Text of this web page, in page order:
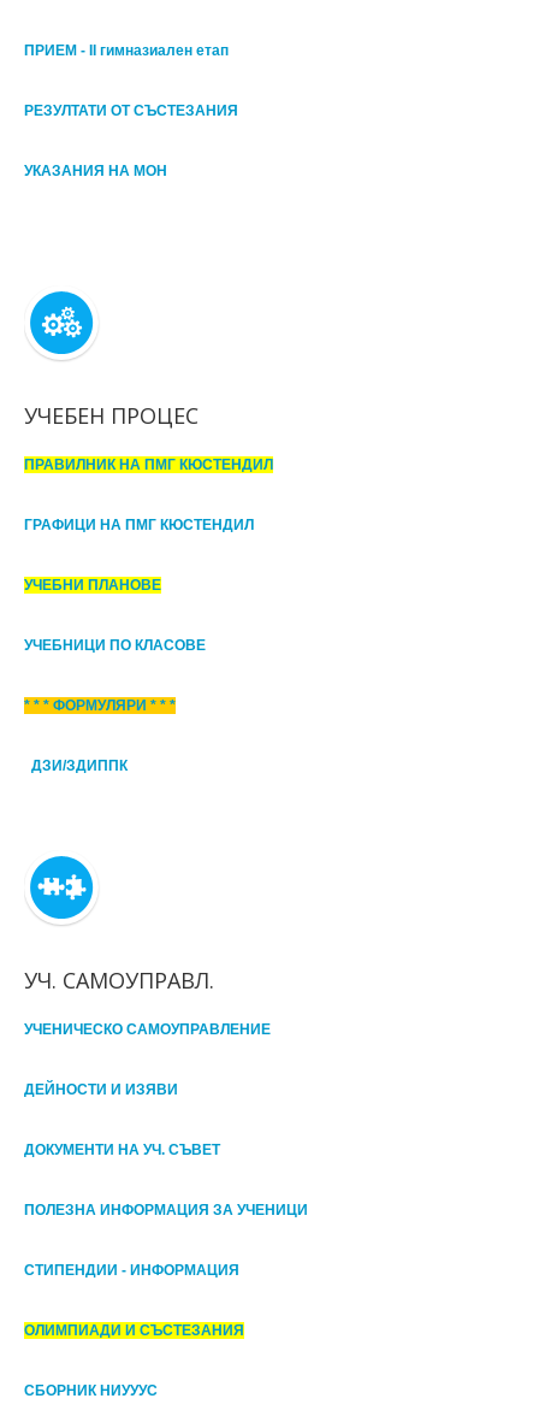
ПРИЕМ - II гимназиален етап
РЕЗУЛТАТИ ОТ СЪСТЕЗАНИЯ
УКАЗАНИЯ НА МОН
УЧЕБЕН ПРОЦЕС
ПРАВИЛНИК НА ПМГ КЮСТЕНДИЛ
ГРАФИЦИ НА ПМГ КЮСТЕНДИЛ
УЧЕБНИ ПЛАНОВЕ
УЧЕБНИЦИ ПО КЛАСОВЕ
* * * ФОРМУЛЯРИ * * *
ДЗИ/ЗДИППК
УЧ. САМОУПРАВЛ.
УЧЕНИЧЕСКО САМОУПРАВЛЕНИЕ
ДЕЙНОСТИ И ИЗЯВИ
ДОКУМЕНТИ НА УЧ. СЪВЕТ
ПОЛЕЗНА ИНФОРМАЦИЯ ЗА УЧЕНИЦИ
СТИПЕНДИИ - ИНФОРМАЦИЯ
ОЛИМПИАДИ И СЪСТЕЗАНИЯ
СБОРНИК НИУУУС